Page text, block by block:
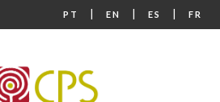
PT | EN | ES | FR